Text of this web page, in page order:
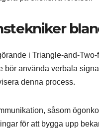
i Triangle-and-
bör använda verbala
denna process.
såsom
för att bygga upp